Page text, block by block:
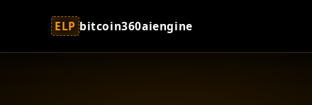
ELP bitcoin360aiengine